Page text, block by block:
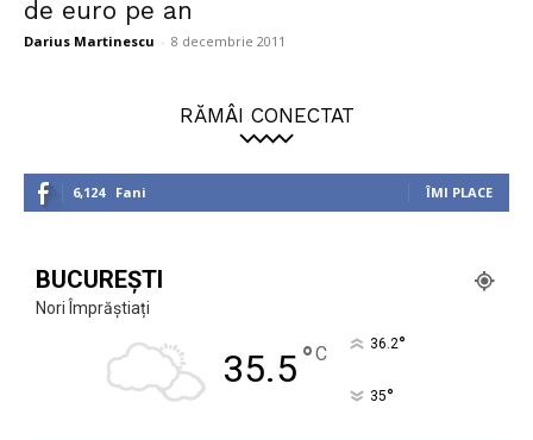
de euro pe an
Darius Martinescu - 8 decembrie 2011
RĂMÂI CONECTAT
6,124 Fani ÎMI PLACE
BUCUREȘTI
Nori Împrăștiați
35.5°C 36.2°
35°